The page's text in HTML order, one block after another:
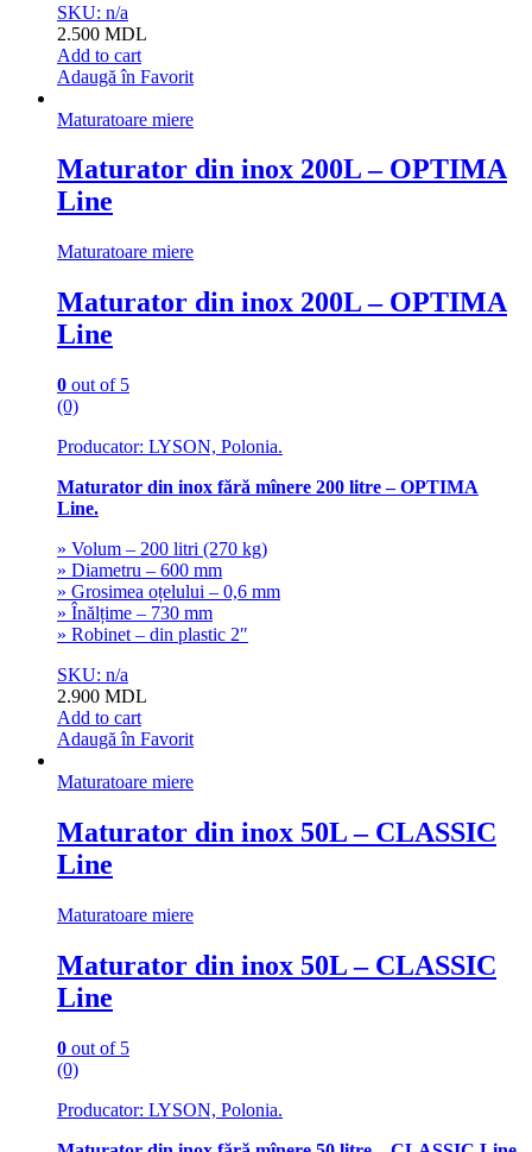
SKU: n/a
2.500 MDL
Add to cart
Adaugă în Favorit
Maturatoare miere
Maturator din inox 200L – OPTIMA
Line
Maturatoare miere
Maturator din inox 200L – OPTIMA
Line
0 out of 5
(0)
Producator: LYSON, Polonia.
Maturator din inox fără mînere 200 litre – OPTIMA
Line.
» Volum – 200 litri (270 kg)
» Diametru – 600 mm
» Grosimea oțelului – 0,6 mm
» Înălțime – 730 mm
» Robinet – din plastic 2″
SKU: n/a
2.900 MDL
Add to cart
Adaugă în Favorit
Maturatoare miere
Maturator din inox 50L – CLASSIC
Line
Maturatoare miere
Maturator din inox 50L – CLASSIC
Line
0 out of 5
(0)
Producator: LYSON, Polonia.